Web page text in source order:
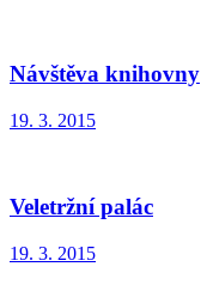
Návštěva knihovny
19. 3. 2015
Veletržní palác
19. 3. 2015